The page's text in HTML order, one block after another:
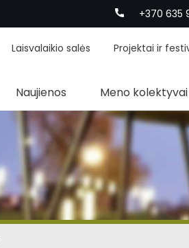
+370 635
Laisvalaikio salės Projektai ir
Naujienos Meno kolektyvai